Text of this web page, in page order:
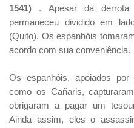
1541) . Apesar da derrota
permaneceu dividido em
(Quito). Os espanhóis
acordo com sua conveniência.
Os espanhóis, apoiados
como os Cañaris,
obrigaram a pagar um
Ainda assim, eles o